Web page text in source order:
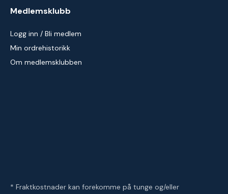
Medlemsklubb
Logg inn / Bli medlem
Min ordrehistorikk
Om medlemsklubben
* Fraktkostnader kan forekomme på tunge og/eller